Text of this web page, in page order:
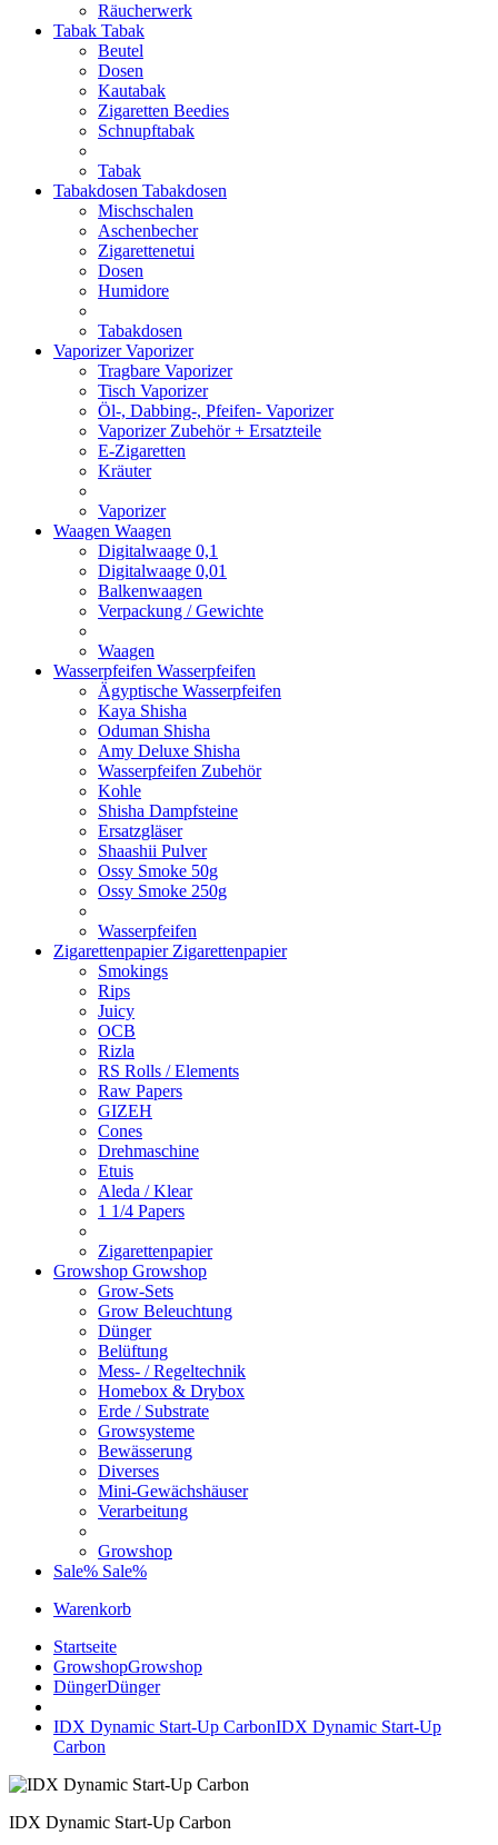
Räucherwerk
Tabak Tabak
Beutel
Dosen
Kautabak
Zigaretten Beedies
Schnupftabak
Tabak
Tabakdosen Tabakdosen
Mischschalen
Aschenbecher
Zigarettenetui
Dosen
Humidore
Tabakdosen
VaporizerVaporizer
Tragbare Vaporizer
Tisch Vaporizer
Öl-, Dabbing-, Pfeifen- Vaporizer
Vaporizer Zubehör + Ersatzteile
E-Zigaretten
Kräuter
Vaporizer
Waagen Waagen
Digitalwaage 0,1
Digitalwaage 0,01
Balkenwaagen
Verpackung / Gewichte
Waagen
Wasserpfeifen Wasserpfeifen
Ägyptische Wasserpfeifen
Kaya Shisha
Oduman Shisha
Amy Deluxe Shisha
Wasserpfeifen Zubehör
Kohle
Shisha Dampfsteine
Ersatzgläser
Shaashii Pulver
Ossy Smoke 50g
Ossy Smoke 250g
Wasserpfeifen
Zigarettenpapier Zigarettenpapier
Smokings
Rips
Juicy
OCB
Rizla
RS Rolls / Elements
Raw Papers
GIZEH
Cones
Drehmaschine
Etuis
Aleda / Klear
1 1/4 Papers
Zigarettenpapier
Growshop Growshop
Grow-Sets
Grow Beleuchtung
Dünger
Belüftung
Mess- / Regeltechnik
Homebox & Drybox
Erde / Substrate
Growsysteme
Bewässerung
Diverses
Mini-Gewächshäuser
Verarbeitung
Growshop
Sale% Sale%
Warenkorb
Startseite
GrowshopGrowshop
DüngerDünger
IDX Dynamic Start-Up CarbonIDX Dynamic Start-Up
Carbon
IDX Dynamic Start-Up Carbon